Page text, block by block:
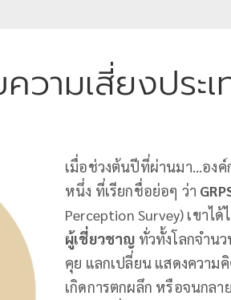
วามเสี่ยงประ
เมื่อช่วงต้นปีที่ผ่านมา...องค์
หนึ่ง ที่เรียกชื่อย่อๆ ว่า
Perception Survey) เขาไ
ผู้เชี่ยวชาญ ทั่วทั้งโลกจำน
คุย แลกเปลี่ยน แสดงความ
เกิดการตกผลึก หรือจนกลา